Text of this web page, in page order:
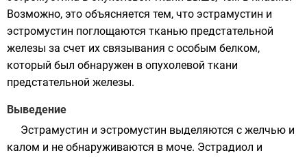
Возможно, это объясняется тем, что эстрамустин и
эстромустин поглощаются тканью предстательной
железы за счет их связывания с особым белком,
который был обнаружен в опухолевой ткани
предстательной железы.
Выведение
Эстрамустин и эстромустин выделяются с желчью и
калом и не обнаруживаются в моче. Эстрадиол и